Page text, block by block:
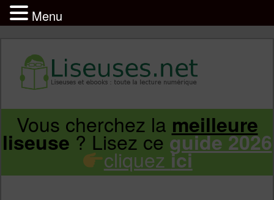
Infos sur les liseuses Kindle, Kobo,
Vivlio, Pocketbook
Aller
Aller
Vous cherchez la meilleure
liseuse? Lisez ceguide 2026
cliquez ici
Menu